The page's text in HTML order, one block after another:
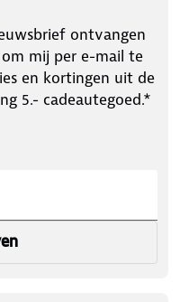
ontvangen
mij per e-mail te
en kortingen uit de
5.- cadeautegoed.*